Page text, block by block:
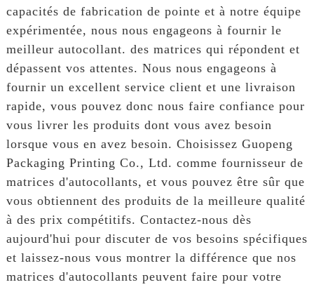
capacités de fabrication de pointe et à notre équipe
expérimentée, nous nous engageons à fournir le
meilleur autocollant. des matrices qui répondent et
dépassent vos attentes. Nous nous engageons à
fournir un excellent service client et une livraison
rapide, vous pouvez donc nous faire confiance pour
vous livrer les produits dont vous avez besoin
lorsque vous en avez besoin. Choisissez Guopeng
Packaging Printing Co., Ltd. comme fournisseur de
matrices d'autocollants, et vous pouvez être sûr que
vous obtiennent des produits de la meilleure qualité
à des prix compétitifs. Contactez-nous dès
aujourd'hui pour discuter de vos besoins spécifiques
et laissez-nous vous montrer la différence que nos
matrices d'autocollants peuvent faire pour votre